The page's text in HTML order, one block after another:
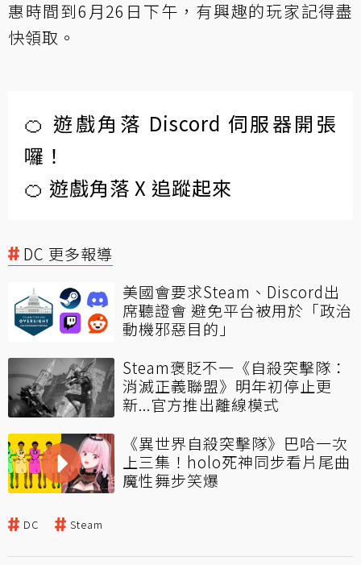
惠時間到6月26日下午，有興趣的玩家記得盡
快領取。
🍊 遊戲角落 Discord 伺服器開張
囉！
🍊 遊戲角落 X 追蹤起來
DC 更多報導
美國會要求Steam、Discord出
席聽證會 避免平台被用於「政治
動機邪惡目的」
Steam褒貶不一《自殺突擊隊：
消滅正義聯盟》明年初停止更
新...官方推出離線模式
《異世界自殺突擊隊》巴哈一次
上三集！holo死神同步看片尾曲
魔性舞步笑爆
DC Steam